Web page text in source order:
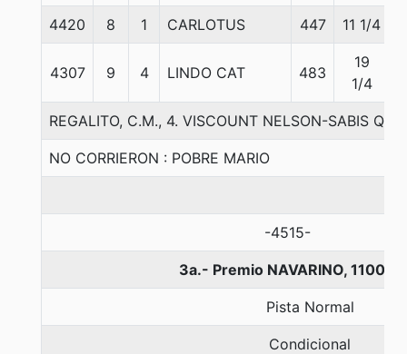
4420 8 1 CARLOTUS 447 11 1/4
4307 9 4 LINDO CAT 483
19
1/4
REGALITO, C.M., 4. VISCOUNT NELSON-SABIS
NO CORRIERON : POBRE MARIO
-4515-
3a.- Premio NAVARINO, 1100
Pista Normal
Condicional